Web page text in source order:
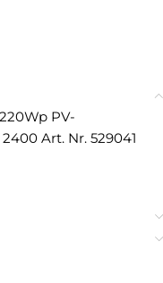
PV-
Art. Nr. 529041